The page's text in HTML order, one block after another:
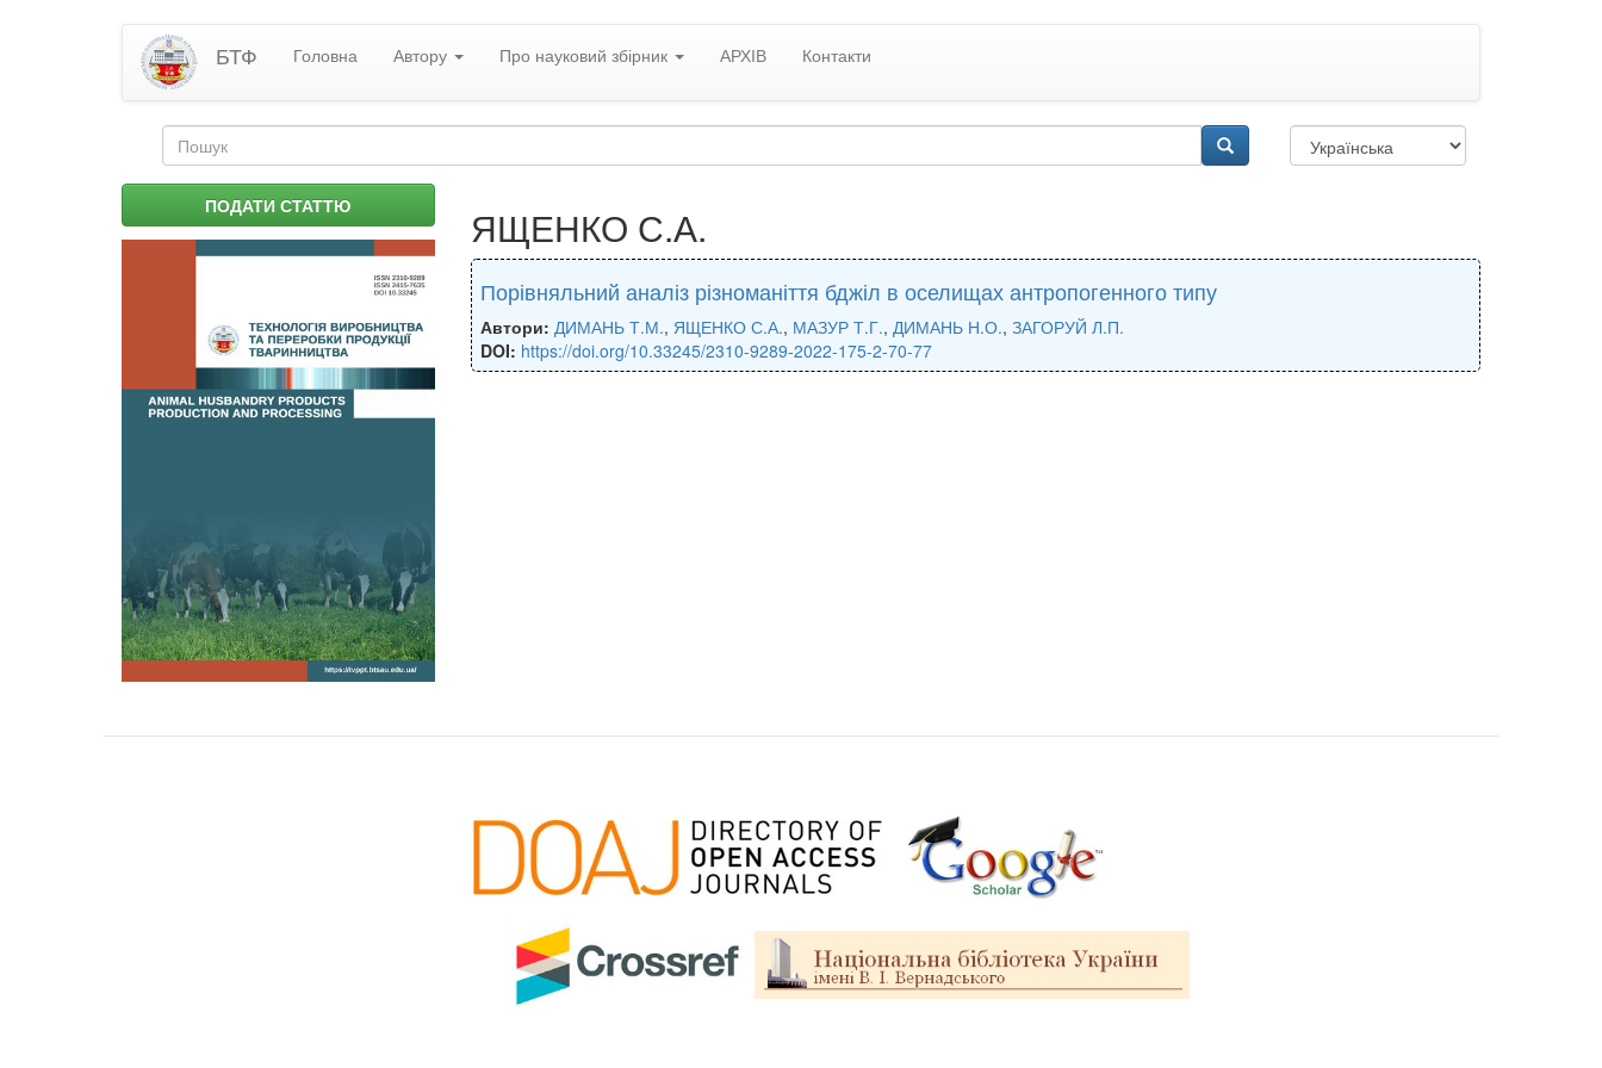
БТФ Головна Автору Про науковий збірник АРХІВ Контакти
Пошукова
форма
ПОДАТИ СТАТТЮ ЯЩЕНКО С.А.
Порівняльний аналіз різноманіття бджіл в оселищах антропогенного типу
Автори: ДИМАНЬ Т.М., ЯЩЕНКО С.А., МАЗУР Т.Г., ДИМАНЬ Н.О., ЗАГОРУЙ Л.П.
DOI: https://doi.org/10.33245/2310-9289-2022-175-2-70-77